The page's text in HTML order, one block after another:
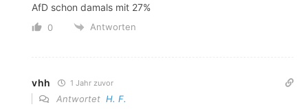
AfD schon damals mit 27%
0 Antworten
vhh 1 Jahr zuvor
Antwortet H. F.